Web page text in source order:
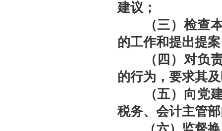
建议；
（三）检查本
的工作和提出提
（四）对负责
的行为，要求其
（五）向党建
税务、会计主管